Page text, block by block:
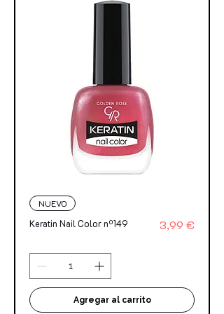
NUEVO
Keratin Nail Color nº149 Precio
3,99 €
Agregar al carrito